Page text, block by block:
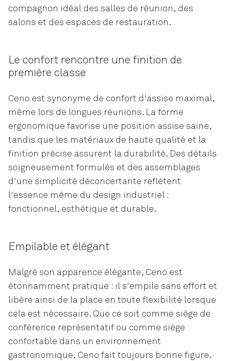
compagnon idéal des salles de réunion, des
salons et des espaces de restauration.
Le confort rencontre une finition de
première classe
Ceno est synonyme de confort d'assise maximal,
même lors de longues réunions. La forme
ergonomique favorise une position assise saine,
tandis que les matériaux de haute qualité et la
finition précise assurent la durabilité. Des détails
soigneusement formulés et des assemblages
d'une simplicité déconcertante reflètent
l'essence même du design industriel :
fonctionnel, esthétique et durable.
Empilable et élégant
Malgré son apparence élégante, Ceno est
étonnamment pratique : il s'empile sans effort et
libère ainsi de la place en toute flexibilité lorsque
cela est nécessaire. Que ce soit comme siège de
conférence représentatif ou comme siège
confortable dans un environnement
gastronomique, Ceno fait toujours bonne figure.